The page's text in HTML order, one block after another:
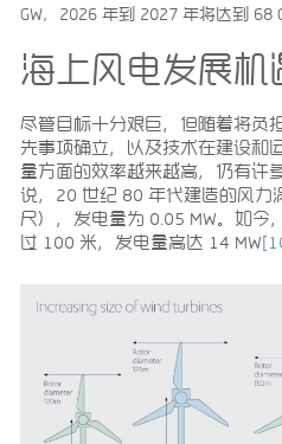
GW，2026 年到 2027 年将达到 68
海上风电发展机
尽管目标十分艰巨，但随着将负
先事项确立，以及技术在建设和
量方面的效率越来越高，仍有许
说，20 世纪 80 年代建造的风力
尺），发电量为 0.05 MW。如今
过 100 米，发电量高达 14 MW